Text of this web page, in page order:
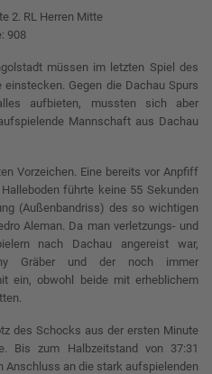
2. RL Herren Mitte
908
müssen im letzten Spiel des
Gegen die Dachau Spurs
aufbieten, mussten sich aber
Mannschaft aus Dachau
Vorzeichen. Eine bereits vor Anpfiff
führte keine 55 Sekunden
(Außenbandriss) des so wichtigen
Aleman. Da man verletzungs- und
nach Dachau angereist war,
Gräber und der noch immer
ein, obwohl beide mit erheblichem
des Schocks aus der ersten Minute
Bis zum Halbzeitstand von 37:31
Anschluss an die stark aufspielenden